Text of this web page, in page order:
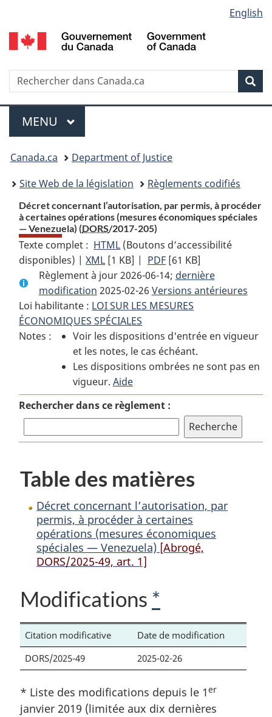
au
contenu
propos
de
la
HTML
simplifiée
selection
English
Recherche
Menu
MENU PRINCIPAL
You
are
here:
Canada.ca
Department of Justice
Site Web de la législation
Règlements codifiés
Décret concernant l’autorisation, par permis, à procéder
à certaines opérations (mesures économiques spéciales
— Venezuela) (DORS/2017-205)
Texte complet : HTML Texte
complet
:
Décret
concernant
l’autorisation,
par
permis,
à
procéder
à
certaines
(mesures
spéciales
—
Venezuela)
(Boutons d’accessibilité
disponibles) |XML Texte
complet
:
Décret
concernant
l’autorisation,
par
permis,
à
procéder
à
opérations
économiques
spéciales
—
Venezuela)
[1 KB] | PDF Texte
complet
:
Décret
l’autorisation,
par
permis,
procéder
à
certaines
opérations
économiques
spéciales
—
Venezuela)
[61 KB]
Règlement à jour 2026-06-14; dernière
modification 2025-02-26 Versions antérieures
Loi habilitante : LOI SUR LES MESURES
ÉCONOMIQUES SPÉCIALES
Notes :
Voir les dispositions d'entrée en vigueur
et les notes, le cas échéant.
Les dispositions ombrées ne sont pas en
vigueur. Aide
Rechercher dans ce règlement :
Table des matières
Décret concernant l’autorisation, par
permis, à procéder à certaines
opérations (mesures économiques
spéciales — Venezuela) [Abrogé,
DORS/2025-49, art. 1]
Modifications *
Citation modificative
Date de modification
DORS/2025-49
2025-02-26
* Liste des modifications depuis le 1er
janvier 2019 (limitée aux dix dernières